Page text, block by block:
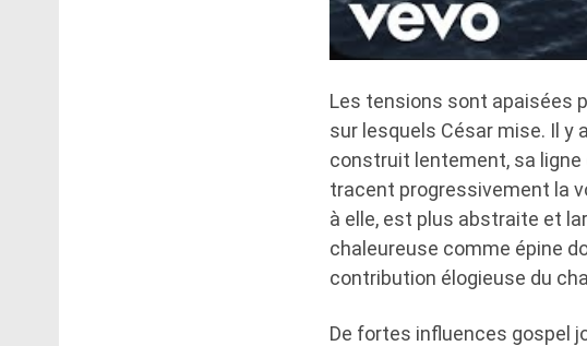
Les tensions sont apaisées
sur lesquels César mise. Il y
construit lentement, sa
tracent progressivement la
à elle, est plus abstraite et
chaleureuse comme épine
contribution élogieuse du
De fortes influences gospel